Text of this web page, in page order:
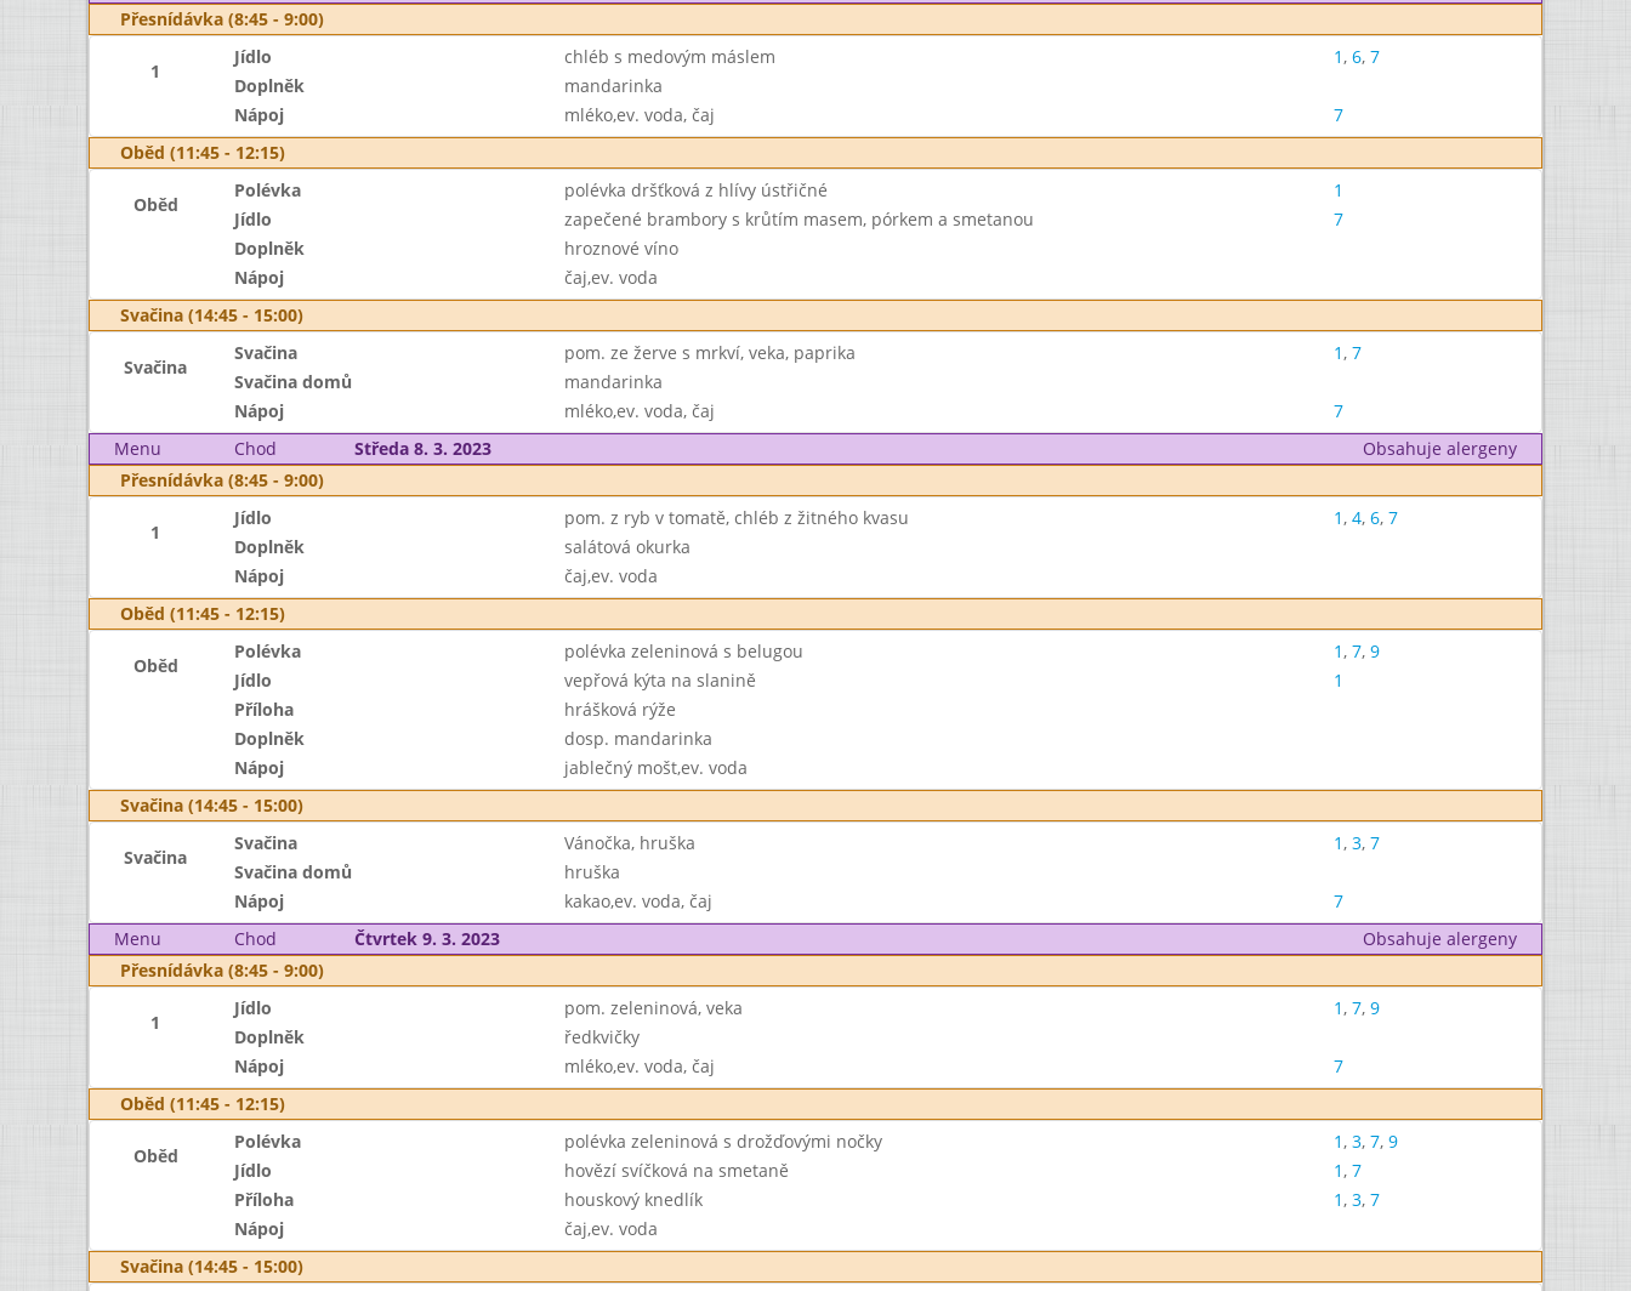
Přesnídávka (8:45 - 9:00)
1
Jídlo chléb s medovým máslem 1, 6, 7
Doplněk
mandarinka
Nápoj
mléko,ev. voda, čaj
7
Oběd (11:45 - 12:15)
Oběd
Polévka polévka dršťková z hlívy ústřičné
1
Jídlo
zapečené brambory s krůtím masem, pórkem a smetanou
7
Doplněk
hroznové víno
Nápoj
čaj,ev. voda
Svačina (14:45 - 15:00)
Svačina
Svačina pom. ze žerve s mrkví, veka, paprika 1, 7
Svačina domů
mandarinka
Nápoj
mléko,ev. voda, čaj
7
Menu
Chod Středa 8. 3. 2023
Obsahuje alergeny
Přesnídávka (8:45 - 9:00)
1
Jídlo pom. z ryb v tomatě, chléb z žitného kvasu 1, 4, 6, 7
Doplněk
salátová okurka
Nápoj
čaj,ev. voda
Oběd (11:45 - 12:15)
Oběd
Polévka polévka zeleninová s belugou 1, 7, 9
Jídlo
vepřová kýta na slanině
1
Příloha
hrášková rýže
Doplněk
dosp. mandarinka
Nápoj
jablečný mošt,ev. voda
Svačina (14:45 - 15:00)
Svačina
Svačina Vánočka, hruška 1, 3, 7
Svačina domů
hruška
Nápoj
kakao,ev. voda, čaj
7
Menu
Chod Čtvrtek 9. 3. 2023
Obsahuje alergeny
Přesnídávka (8:45 - 9:00)
1
Jídlo pom. zeleninová, veka 1, 7, 9
Doplněk
ředkvičky
Nápoj
mléko,ev. voda, čaj
7
Oběd (11:45 - 12:15)
Oběd
Polévka polévka zeleninová s drožďovými nočky 1, 3, 7, 9
Jídlo
hovězí svíčková na smetaně 1, 7
Příloha
houskový knedlík 1, 3, 7
Nápoj
čaj,ev. voda
Svačina (14:45 - 15:00)